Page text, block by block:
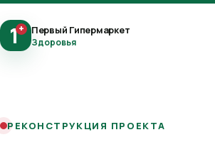
1+ Первый Гипермаркет
Здоровья
РЕКОНСТРУКЦИЯ ПРОЕКТА